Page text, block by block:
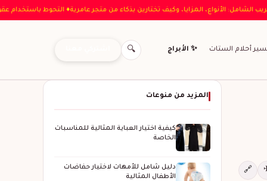
♦ دليل عباية كريب الشامل: الأنواع، المزايا، وكيف تختارين بذكاء من متجر عامرية♦ التحوط
أحلام الستات ✨ الأبراج 🔍
🔗
المزيد من منوعات
كيفية اختيار العباية المثالية للمناسبات
الخاصة
دليل شامل للأمهات لاختيار حفاضات
الأطفال المثالية